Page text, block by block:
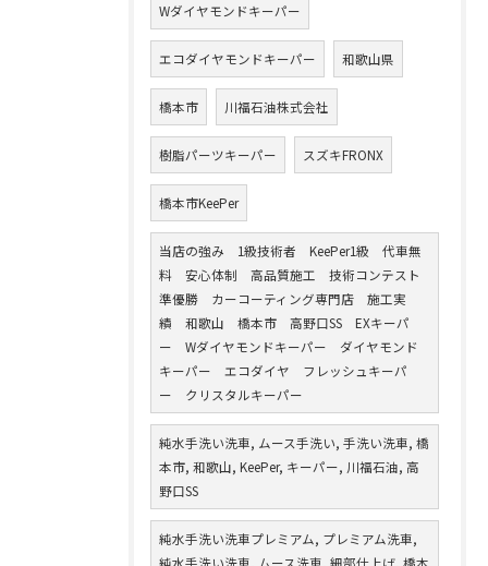
Wダイヤモンドキーパー
エコダイヤモンドキーパー 和歌山県
橋本市 川福石油株式会社
樹脂パーツキーパー スズキFRONX
橋本市KeePer
当店の強み 1級技術者 KeePer1級 代車無
料 安心体制 高品質施工 技術コンテスト
準優勝 カーコーティング専門店 施工実
績 和歌山 橋本市 高野口SS EXキーパ
ー Wダイヤモンドキーパー ダイヤモンド
キーパー エコダイヤ フレッシュキーパ
ー クリスタルキーパー
純水手洗い洗車, ムース手洗い, 手洗い洗車, 橋
本市, 和歌山, KeePer, キーパー, 川福石油, 高
野口SS
純水手洗い洗車プレミアム, プレミアム洗車,
純水手洗い洗車, ムース洗車, 細部仕上げ, 橋本